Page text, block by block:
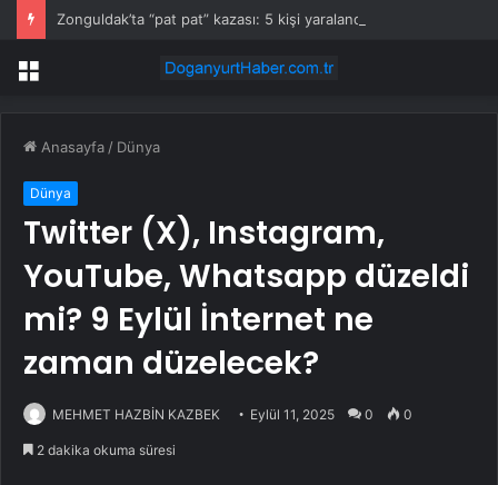
Zonguldak’ta “pat pat” kazası: 5 kişi yaralandı
Menü
Anasayfa / Dünya
Dünya
Twitter (X), Instagram,
YouTube, Whatsapp düzeldi
mi? 9 Eylül İnternet ne
zaman düzelecek?
MEHMET HAZBİN KAZBEK Eylül 11, 2025 0 0
2 dakika okuma süresi